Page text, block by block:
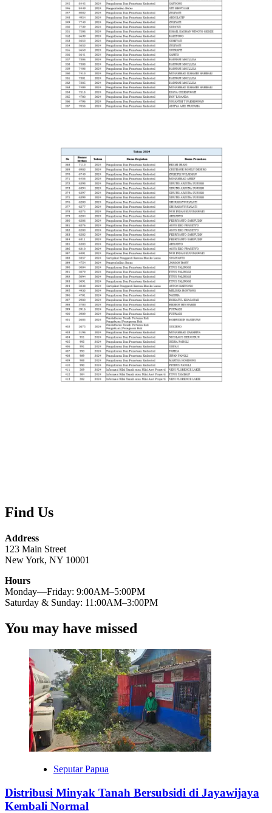
Find Us
Address
123 Main Street
New York, NY 10001
Hours
Monday—Friday: 9:00AM–5:00PM
Saturday & Sunday: 11:00AM–3:00PM
You may have missed
Seputar Papua
Distribusi Minyak Tanah Bersubsidi di Jayawijaya
Kembali Normal